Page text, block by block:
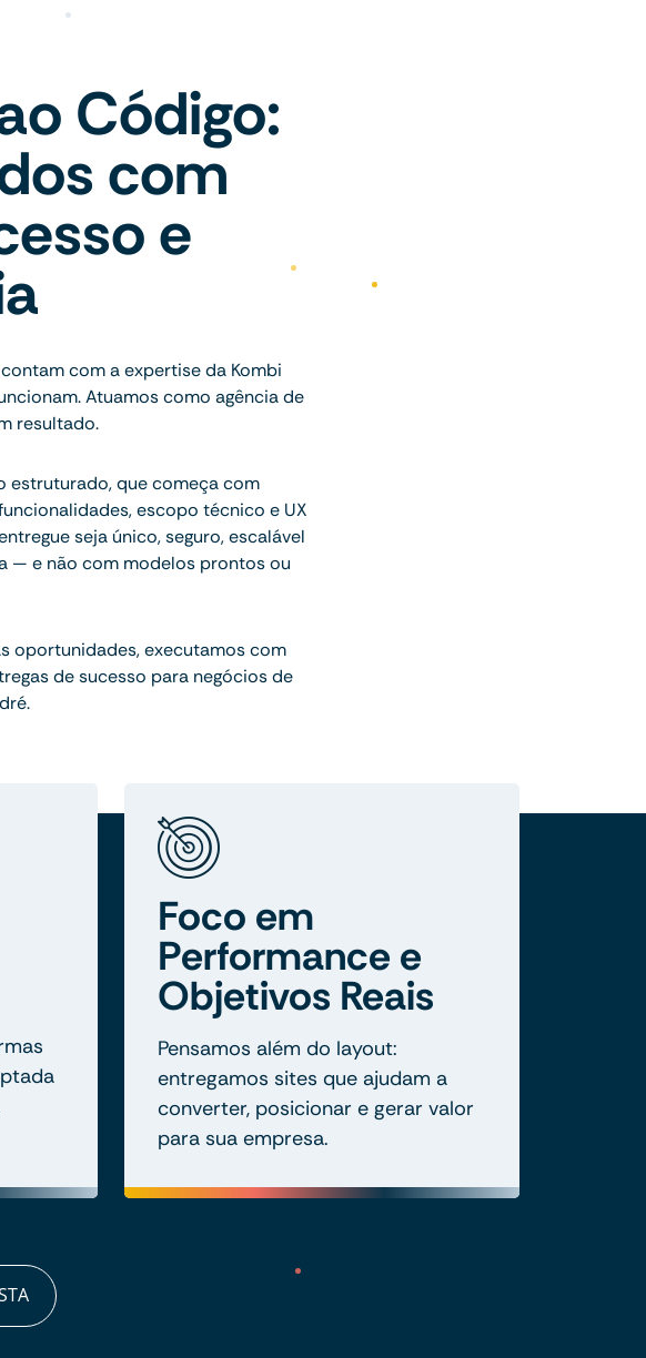
Código:
com
e
com a expertise da Kombi
Atuamos como agência de
resultado.
estruturado, que começa com
escopo técnico e UX
seja único, seguro, escalável
— e não com modelos prontos ou
oportunidades, executamos com
de sucesso para negócios de
Foco em
Performance e
Objetivos Reais
Pensamos além do layout:
entregamos sites que ajudam a
converter, posicionar e gerar valor
para sua empresa.